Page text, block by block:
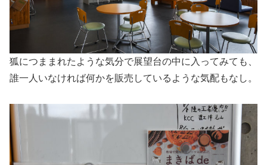
狐につままれたような気分で展望台の中に入ってみても、
誰一人いなければ何かを販売しているような気配もなし。